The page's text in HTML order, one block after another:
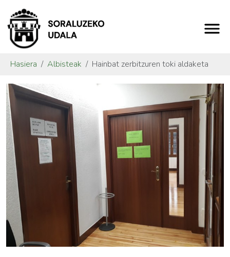
Hasiera Albisteak Hainbat zerbitzuren toki aldaketa